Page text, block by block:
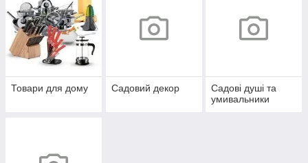
Товари для дому Садовий декор
Садові душі та
умивальники